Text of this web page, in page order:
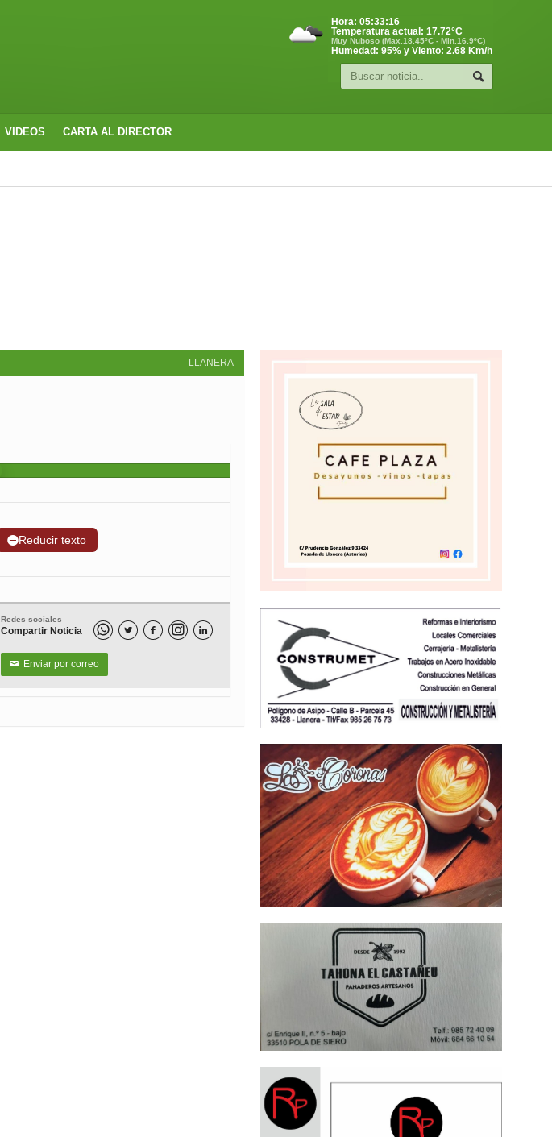
Hora: 05:33:17
Temperatura actual: 17.72°C
Muy Nuboso (Max.18.45ºC - Min.16.9ºC)
Humedad: 95% y Viento: 2.68 Km/h
VIDEOS CARTA AL DIRECTOR
LLANERA
➖Reducir texto
Redes sociales
Compartir Noticia   
✉ Enviar por correo